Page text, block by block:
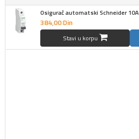
Osigurač automatski Schneider 10A
384,00Din
Stavi u korpu